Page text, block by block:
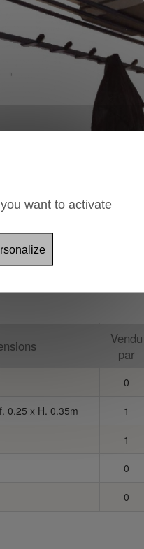
Vestiaire mural porte
Vendu
par
0
0.25 x H. 0.35m 1
1
0
0
want to activate